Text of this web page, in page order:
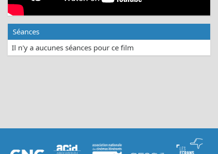
Séances
Il n'y a aucunes séances pour ce film